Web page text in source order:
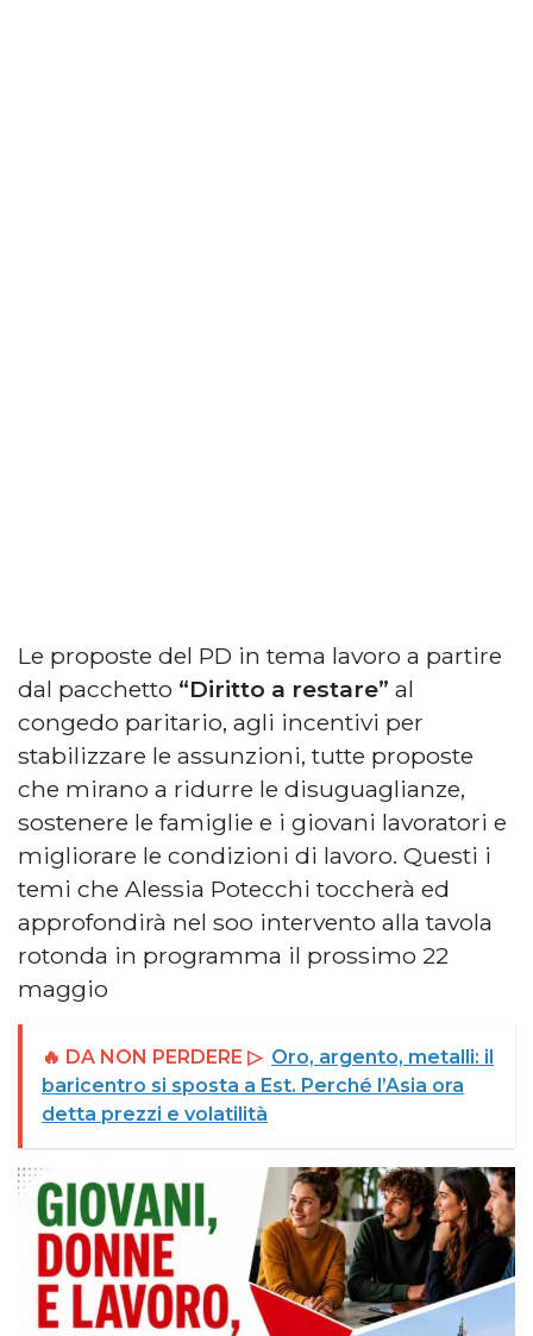
Le proposte del PD in tema lavoro a partire
dal pacchetto “Diritto a restare” al
congedo paritario, agli incentivi per
stabilizzare le assunzioni, tutte proposte
che mirano a ridurre le disuguaglianze,
sostenere le famiglie e i giovani lavoratori e
migliorare le condizioni di lavoro. Questi i
temi che Alessia Potecchi toccherà ed
approfondirà nel soo intervento alla tavola
rotonda in programma il prossimo 22
maggio
🔥 DA NON PERDERE ▷ Oro, argento, metalli: il
baricentro si sposta a Est. Perché l’Asia ora
detta prezzi e volatilità